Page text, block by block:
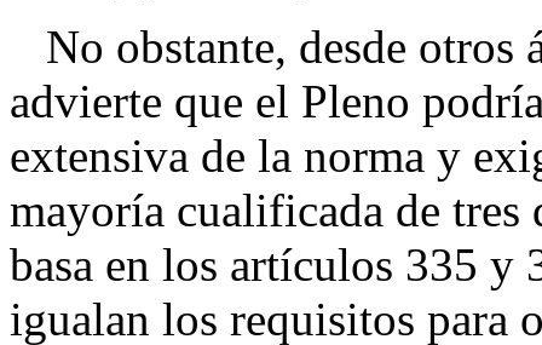
No obstante, desde otros
advierte que el Pleno
extensiva de la norma y
mayoría cualificada de tres
basa en los artículos 335 y
igualan los requisitos para